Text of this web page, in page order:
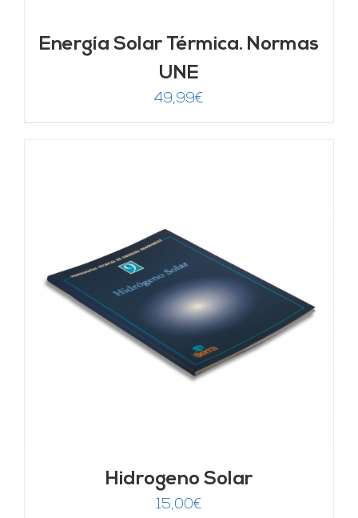
Energía Solar Térmica. Normas
UNE
49,99€
Hidrogeno Solar
15,00€